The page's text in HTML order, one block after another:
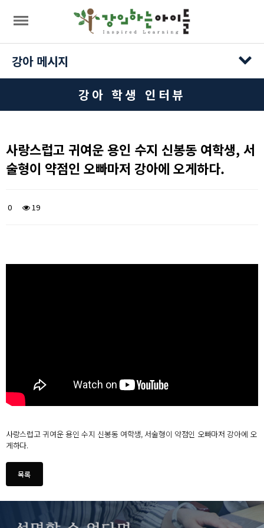
강아 메시지
강아 학생 인터뷰
사랑스럽고 귀여운 용인 수지 신봉동 여학생, 서
술형이 약점인 오빠마저 강아에 오게하다.
0 19
사랑스럽고 귀여운 용인 수지 신봉동 여학생, 서술형이 약점인 오빠마저 강아에 오
게하다.